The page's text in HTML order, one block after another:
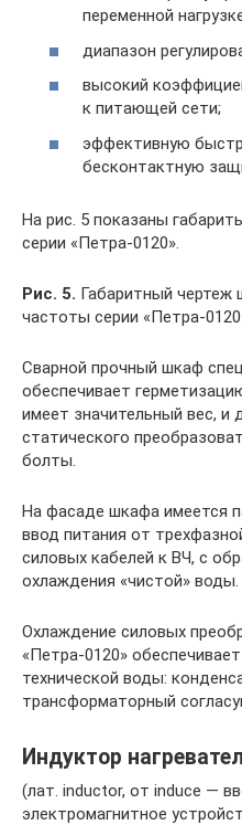
переменной
диапазон
высокий
к питающей сети;
эффективную
бесконтактную
На рис. 5 показаны
серии «Петра-0120».
Рис. 5. Габаритный чертеж
частоты серии «Петра-
Сварной прочный шкаф
обеспечивает
имеет значительный вес, и
статического
болты.
На фасаде шкафа имеется
ввод питания от
силовых кабелей к ВЧ, с
охлаждения «чистой» воды.
Охлаждение силовых
«Петра-0120»
технической воды:
трансформаторный
Индуктор
(лат. inductor, от induce —
электромагнитное